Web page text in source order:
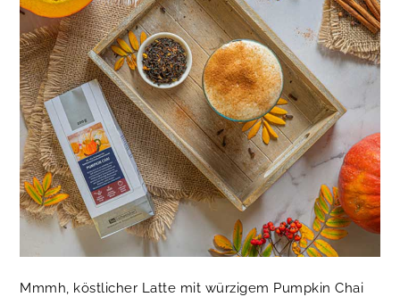
Mmmh, köstlicher Latte mit würzigem Pumpkin Chai